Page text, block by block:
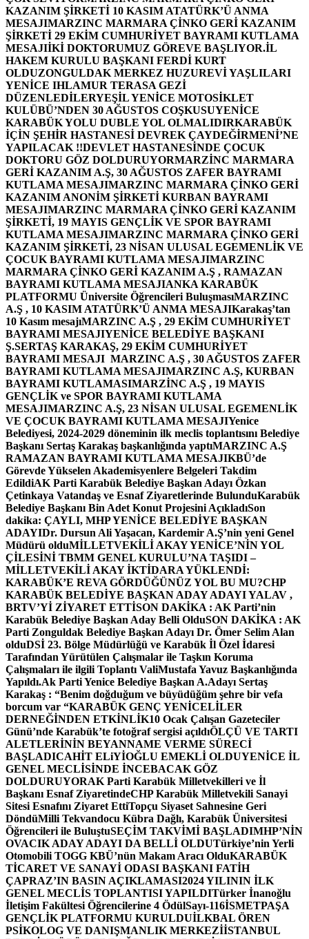
KAZANIM ŞİRKETİ 10 KASIM ATATÜRK’Ü ANMA
MESAJIMARZINC MARMARA ÇİNKO GERİ KAZANIM
ŞİRKETİ 29 EKİM CUMHURİYET BAYRAMI KUTLAMA
MESAJIİKİ DOKTORUMUZ GÖREVE BAŞLIYOR.İL
HAKEM KURULU BAŞKANI FERDİ KURT
OLDUZONGULDAK MERKEZ HUZUREVİ YAŞLILARI
YENİCE IHLAMUR TERASA GEZİ
DÜZENLEDİLERYEŞİL YENİCE MOTOSİKLET
KULÜBÜ’NDEN 30 AĞUSTOS COŞKUSUYENİCE
KARABÜK YOLU DUBLE YOL OLMALIDIRKARABÜK
İÇİN ŞEHİR HASTANESİ DEVREK ÇAYDEĞİRMENİ’NE
YAPILACAK !!DEVLET HASTANESİNDE ÇOCUK
DOKTORU GÖZ DOLDURUYORMARZİNC MARMARA
GERİ KAZANIM A.Ş, 30 AĞUSTOS ZAFER BAYRAMI
KUTLAMA MESAJIMARZINC MARMARA ÇİNKO GERİ
KAZANIM ANONİM ŞİRKETİ KURBAN BAYRAMI
MESAJIMARZINC MARMARA ÇİNKO GERİ KAZANIM
ŞİRKETİ, 19 MAYIS GENÇLİK VE SPOR BAYRAMI
KUTLAMA MESAJIMARZINC MARMARA ÇİNKO GERİ
KAZANIM ŞİRKETİ, 23 NİSAN ULUSAL EGEMENLİK VE
ÇOCUK BAYRAMI KUTLAMA MESAJIMARZINC
MARMARA ÇİNKO GERİ KAZANIM A.Ş , RAMAZAN
BAYRAMI KUTLAMA MESAJIANKA KARABÜK
PLATFORMU Üniversite Öğrencileri BuluşmasıMARZINC
A.Ş , 10 KASIM ATATÜRK’Ü ANMA MESAJIKarakaş’tan
10 Kasım mesajıMARZINC A.Ş , 29 EKİM CUMHURİYET
BAYRAMI MESAJIYENİCE BELEDİYE BAŞKANI
Ş.SERTAŞ KARAKAŞ, 29 EKİM CUMHURİYET
BAYRAMI MESAJI MARZINC A.Ş , 30 AĞUSTOS ZAFER
BAYRAMI KUTLAMA MESAJIMARZINC A.Ş, KURBAN
BAYRAMI KUTLAMASIMARZİNC A.Ş , 19 MAYIS
GENÇLİK ve SPOR BAYRAMI KUTLAMA
MESAJIMARZINC A.Ş, 23 NİSAN ULUSAL EGEMENLİK
VE ÇOCUK BAYRAMI KUTLAMA MESAJIYenice
Belediyesi, 2024-2029 döneminin ilk meclis toplantısını Belediye
Başkanı Sertaş Karakaş başkanlığında yaptıMARZINC A.Ş
RAMAZAN BAYRAMI KUTLAMA MESAJIKBÜ’de
Görevde Yükselen Akademisyenlere Belgeleri Takdim
EdildiAK Parti Karabük Belediye Başkan Adayı Özkan
Çetinkaya Vatandaş ve Esnaf Ziyaretlerinde BulunduKarabük
Belediye Başkanı Bin Adet Konut Projesini AçıkladıSon
dakika: ÇAYLI, MHP YENİCE BELEDİYE BAŞKAN
ADAYIDr. Dursun Ali Yaşacan, Kardemir A.Ş’nin yeni Genel
Müdürü olduMİLLETVEKİLİ AKAY YENİCE’NİN YOL
ÇİLESİNİ TBMM GENEL KURULU’NA TAŞIDI –
MİLLETVEKİLİ AKAY İKTİDARA YÜKLENDİ:
KARABÜK’E REVA GÖRDÜĞÜNÜZ YOL BU MU?CHP
KARABÜK BELEDİYE BAŞKAN ADAY ADAYI YALAV ,
BRTV’Yİ ZİYARET ETTİSON DAKİKA : AK Parti’nin
Karabük Belediye Başkan Aday Belli OlduSON DAKİKA : AK
Parti Zonguldak Belediye Başkan Adayı Dr. Ömer Selim Alan
olduDSİ 23. Bölge Müdürlüğü ve Karabük İl Özel İdaresi
Tarafından Yürütülen Çalışmalar ile Taşkın Koruma
Çalışmaları ile ilgili Toplantı ValiMustafa Yavuz Başkanlığında
Yapıldı.Ak Parti Yenice Belediye Başkan A.Adayı Sertaş
Karakaş : “Benim doğduğum ve büyüdüğüm şehre bir vefa
borcum var “KARABÜK GENÇ YENİCELİLER
DERNEĞİNDEN ETKİNLİK10 Ocak Çalışan Gazeteciler
Günü’nde Karabük’te fotoğraf sergisi açıldıÖLÇÜ VE TARTI
ALETLERİNİN BEYANNAME VERME SÜRECİ
BAŞLADICAHİT ELiYİOĞLU EMEKLİ OLDUYENİCE İL
GENEL MECLİSİNDE İNCEBACAK GÖZ
DOLDURUYORAK Parti Karabük Milletvekilleri ve İl
Başkanı Esnaf ZiyaretindeCHP Karabük Milletvekili Sanayi
Sitesi Esnafını Ziyaret EttiTopçu Siyaset Sahnesine Geri
DöndüMilli Tekvandocu Kübra Dağlı, Karabük Üniversitesi
Öğrencileri ile BuluştuSEÇİM TAKVİMİ BAŞLADIMHP’NİN
OVACIK ADAY ADAYI DA BELLİ OLDUTürkiye’nin Yerli
Otomobili TOGG KBÜ’nün Makam Aracı OlduKARABÜK
TİCARET VE SANAYİ ODASI BAŞKANI FATİH
ÇAPRAZ’IN BASIN AÇIKLAMASI2024 YILININ İLK
GENEL MECLİS TOPLANTISI YAPILDITürker İnanoğlu
İletişim Fakültesi Öğrencilerine 4 ÖdülSayı-116İSMETPAŞA
GENÇLİK PLATFORMU KURULDUİLKBAL ÖREN
PSİKOLOG VE DANIŞMANLIK MERKEZİİSTANBUL